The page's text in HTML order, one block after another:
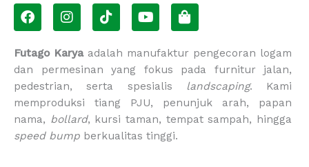
F
a
c
e
b
o
o
k
I
n
s
t
a
g
r
a
m
T
i
k
t
o
k
Y
o
u
t
u
b
e
S
h
o
p
p
i
n
g
-
Futago Karyaadalah manufaktur pengecoran logam
dan permesinan yang fokus pada furnitur jalan,
pedestrian, serta spesialis landscaping. Kami
memproduksi tiang PJU, penunjuk arah, papan
nama, bollard, kursi taman, tempat sampah, hingga
speed bump berkualitas tinggi.